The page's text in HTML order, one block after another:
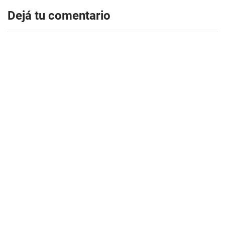
Dejá tu comentario